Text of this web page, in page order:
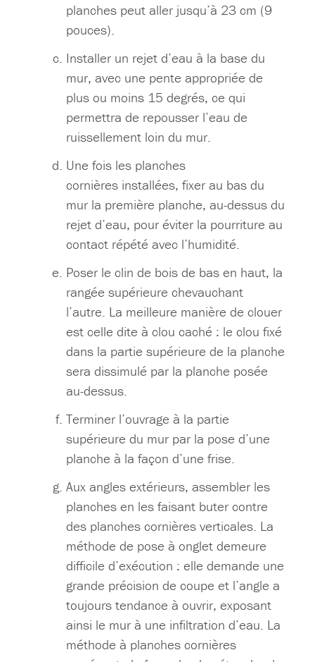
planches peut aller jusqu’à 23 cm (9
pouces).
Installer un rejet d’eau à la base du
mur, avec une pente appropriée de
plus ou moins 15 degrés, ce qui
permettra de repousser l’eau de
ruissellement loin du mur.
Une fois les planches
cornières installées, fixer au bas du
mur la première planche, au-dessus du
rejet d’eau, pour éviter la pourriture au
contact répété avec l’humidité.
Poser le clin de bois de bas en haut, la
rangée supérieure chevauchant
l’autre. La meilleure manière de clouer
est celle dite à clou caché : le clou fixé
dans la partie supérieure de la planche
sera dissimulé par la planche posée
au-dessus.
Terminer l’ouvrage à la partie
supérieure du mur par la pose d’une
planche à la façon d’une frise.
Aux angles extérieurs, assembler les
planches en les faisant buter contre
des planches cornières verticales. La
méthode de pose à onglet demeure
difficile d’exécution : elle demande une
grande précision de coupe et l’angle a
toujours tendance à ouvrir, exposant
ainsi le mur à une infiltration d’eau. La
méthode à planches cornières